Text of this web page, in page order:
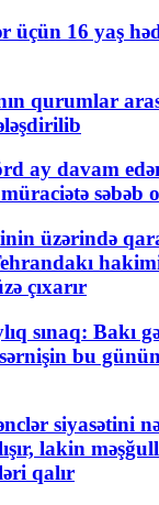
üçün 16 yaş
qurumlar
ay davam
səbəb
üzərində
çıxarır
sınaq: Bakı
sərnişin bu
siyasətini
lakin
qalır